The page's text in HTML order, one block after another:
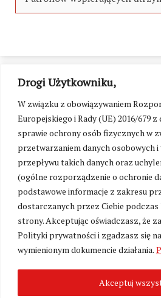
Drogi Użytkowniku,
W związku z obowiązywaniem
Europejskiego i Rady (UE) 2016/679 z
sprawie ochrony osób fizycznych w
przetwarzaniem danych osobowych
przepływu takich danych oraz
(ogólne rozporządzenie o ochronie
podstawowe informacje z zakresu
dostarczanych przez Ciebie
strony. Akceptując oświadczasz, że
Polityki prywatności i zgadzasz się
wymienionym dokumencie działania.
Akceptuj
Zmień ustawienia
2026. Wszelkie Prawa